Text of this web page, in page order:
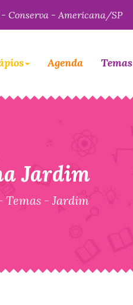
- Conserva - Americana/SP
Agenda Temas
Jardim
Temas -Jardim